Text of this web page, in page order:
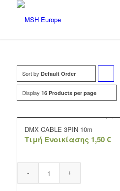
Sort by Default Order
products
Display 16 Products per page
DMX CABLE 3PIN 10m
Τιμή Ενοικίασης 1,50€